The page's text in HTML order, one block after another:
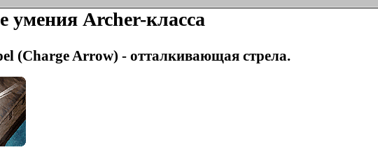
умения Archer-класса
(Charge Arrow) - отталкивающая стрела.